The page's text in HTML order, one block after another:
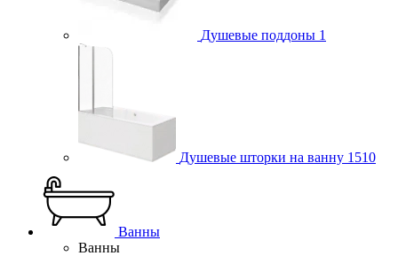
Душевые поддоны 1
Душевые шторки на ванну 1510
Ванны
Ванны